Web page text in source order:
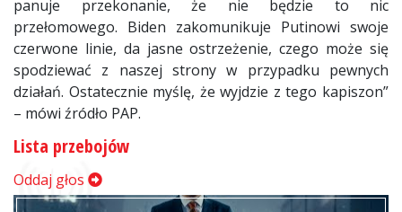
panuje przekonanie, że nie będzie to nic
przełomowego. Biden zakomunikuje Putinowi swoje
czerwone linie, da jasne ostrzeżenie, czego może się
spodziewać z naszej strony w przypadku pewnych
działań. Ostatecznie myślę, że wyjdzie z tego kapiszon”
– mówi źródło PAP.
Lista przebojów
Oddaj głos